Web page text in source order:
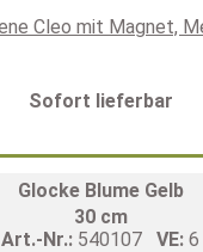
Sofort lieferbar
Glocke Blume Gelb
30 cm
Art.-Nr.: 540107 VE: 6